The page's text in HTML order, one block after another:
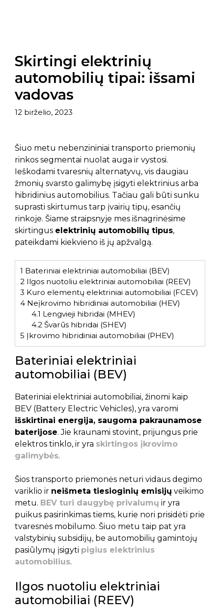
Skirtingi elektrinių
automobilių tipai: išsami
vadovas
12 birželio, 2023
Šiuo metu nebenzininiai transporto priemonių
rinkos segmentai nuolat auga ir vystosi.
Ieškodami tvaresnių alternatyvų, vis daugiau
žmonių svarsto galimybę įsigyti elektrinius arba
hibridinius automobilius. Tačiau gali būti sunku
suprasti skirtumus tarp įvairių tipų, esančių
rinkoje. Šiame straipsnyje mes išnagrinėsime
skirtingus elektrinių automobilių tipus,
pateikdami kiekvieno iš jų apžvalgą.
1 Bateriniai elektriniai automobiliai (BEV)
2 Ilgos nuotoliu elektriniai automobiliai (REEV)
3 Kuro elementų elektriniai automobiliai (FCEV)
4 Neįkrovimo hibridiniai automobiliai (HEV)
4.1 Lengvieji hibridai (MHEV)
4.2Švarūs hibridai (SHEV)
5 Įkrovimo hibridiniai automobiliai (PHEV)
Bateriniai elektriniai
automobiliai (BEV)
Bateriniai elektriniai automobiliai, žinomi kaip
BEV (Battery Electric Vehicles), yra varomi
išskirtinai energija, saugoma pakraunamose
baterijose. Jie kraunami stovint, prijungus prie
elektros tinklo, ir yra skirtingos įkrovimo
galimybės.
Šios transporto priemonės neturi vidaus degimo
variklio ir neišmeta tiesioginių emisijų veikimo
metu. BEV turi daugybę privalumų ir yra
puikus pasirinkimas tiems, kurie nori prisidėti prie
tvaresnės mobilumo. Šiuo metu taip pat yra
valstybinių subsidijų, be automobilių gamintojų
pasiūlymų įsigyti pigius elektrinius
automobilius.
Ilgos nuotoliu elektriniai
automobiliai (REEV)